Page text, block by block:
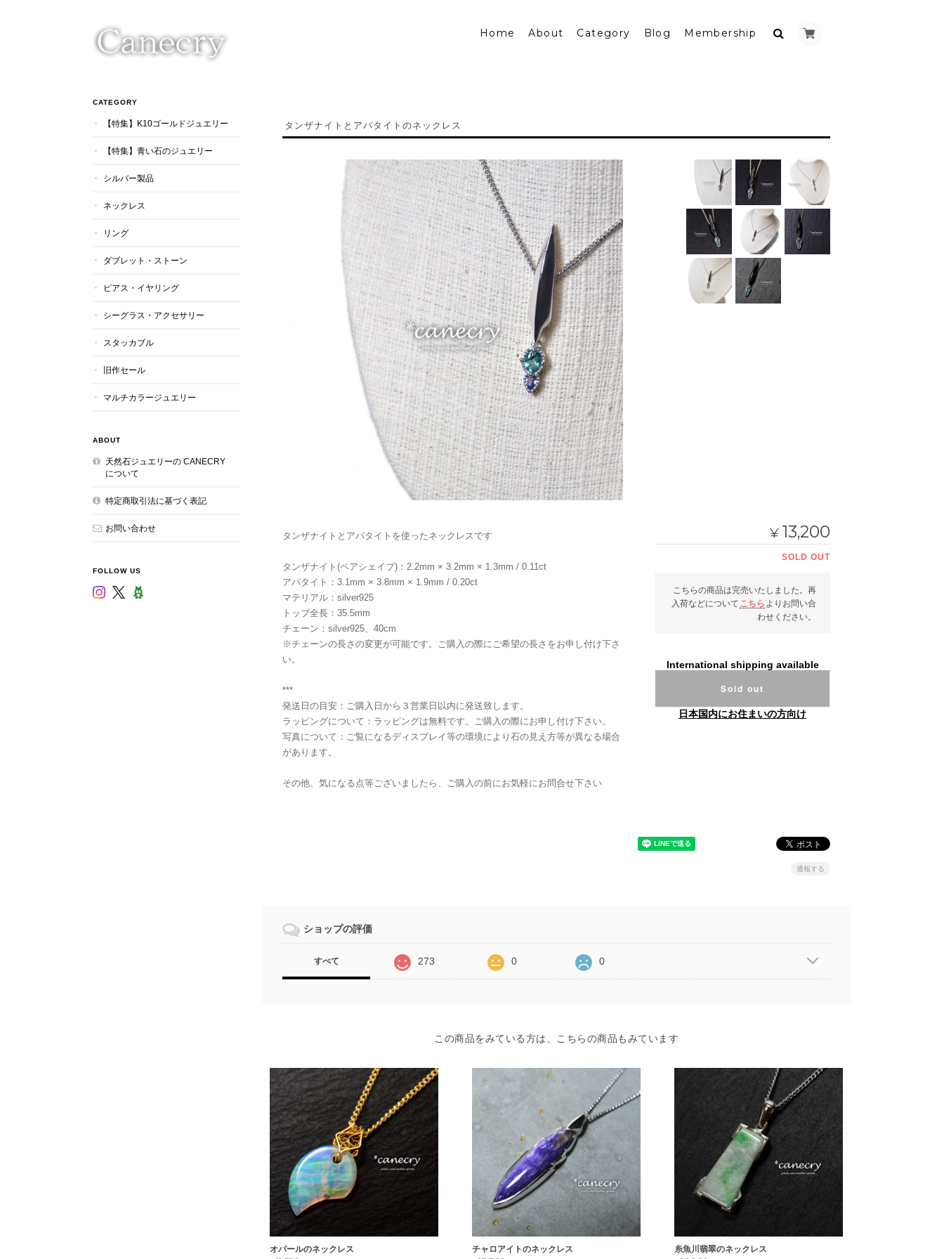
Home About Category Blog Membership
タンザナイトとアパタイトのネックレス
タンザナイトとアパタイトを使ったネックレスです
タンザナイト(ペアシェイプ)：2.2mm × 3.2mm × 1.3mm / 0.11ct
アパタイト：3.1mm × 3.8mm × 1.9mm / 0.20ct
マテリアル：silver925
トップ全長：35.5mm
チェーン：silver925、40cm
※チェーンの長さの変更が可能です。ご購入の際にご希望の長さをお申し付け下さ
い。
***
発送日の目安：ご購入日から３営業日以内に発送致します。
ラッピングについて：ラッピングは無料です。ご購入の際にお申し付け下さい。
写真について：ご覧になるディスプレイ等の環境により石の見え方等が異なる場合
があります。
その他、気になる点等ございましたら、ご購入の前にお気軽にお問合せ下さい
¥ 13,200
SOLD OUT
こちらの商品は完売いたしました。再
入荷などについて こちら よりお問い合
わせください。
International shipping available
Sold out
日本国内にお住まいの方向け
通報する
ショップの評価
すべて 273 0 0
この商品をみている方は、こちらの商品もみています
オパールのネックレス チャロアイトのネックレス 糸魚川翡翠のネックレス
CATEGORY
【特集】K10ゴールドジュエリー
【特集】青い石のジュエリー
シルバー製品
ネックレス
リング
ダブレット・ストーン
ピアス・イヤリング
シーグラス・アクセサリー
スタッカブル
旧作セール
マルチカラージュエリー
ABOUT
天然石ジュエリーの CANECRY
について
特定商取引法に基づく表記
お問い合わせ
FOLLOW US